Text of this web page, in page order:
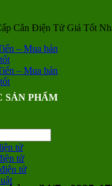
Cân Điện Tử Giá Tốt
SẢN PHẨM
tử
tử
tử